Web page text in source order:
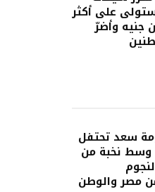
على أكثر
جنيه وأضرّ
سعد تحتفل
وسط نخبة من
مصر والوطن